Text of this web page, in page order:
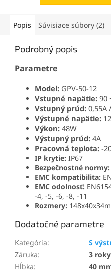
Popis Súvisiace súbory (2)
Podrobný popis
Parametre
Model: GPV-50-12
Vstupné napätie: 90
Vstupný prúd: 0,55A
Výstupné napätie:
Výkon: 48W
Výstupný prúd: 4A
Pracovná teplota: -
IP krytie: IP67
Bezpečnostné normy:
EMC kompatibilita:
EMC odolnosť:
-4, -5, -6, -8, -11
Rozmery:
Dodatočné parametre
Kategória:
S
Záruka:
3 roky
Hĺbka:
40